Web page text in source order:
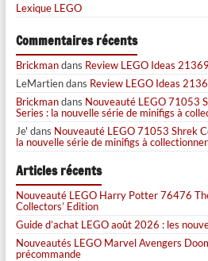
Lexique LEGO
Commentaires récents
Brickmandans Review LEGO Ideas
LeMartiendans Review LEGO Ideas
Brickmandans Nouveauté LEGO 71053
Series : la nouvelle série de minifigs à
Je' dans Nouveauté LEGO 71053 Shrek
la nouvelle série de minifigs à collectionner
Articles récents
Nouveauté LEGO Harry Potter 76476
Collectors’ Edition
Guide d’achat LEGO août 2026 : les
Nouveautés LEGO Marvel Avengers
précommande